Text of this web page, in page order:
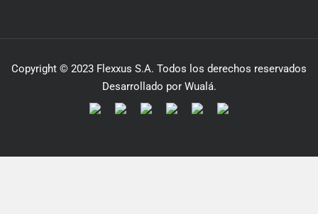
Copyright © 2023 Flexxus S.A. Todos los derechos reservados
Desarrollado por Wualá.